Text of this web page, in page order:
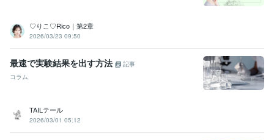
♡りこ♡Rico｜第2章
2026/03/23 09:50
最速で実験結果を出す方法
記事
コラム
TAILテール
2026/03/01 05:12